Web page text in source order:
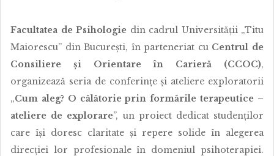
Facultatea de Psihologie din cadrul Universității „Titu
Maiorescu” din București, în parteneriat cu Centrul de
Consiliere și Orientare în Carieră (CCOC),
organizează seria de conferințe și ateliere exploratorii
„Cum aleg? O călătorie prin formările terapeutice –
ateliere de explorare”, un proiect dedicat studenților
care își doresc claritate și repere solide în alegerea
direcției lor profesionale în domeniul psihoterapiei.